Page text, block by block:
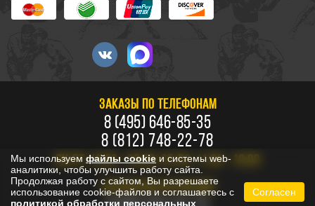
ЗАКАЗЫ ПО ТЕЛЕФОНАМ
8 (495) 646-85-35
8 (812) 748-22-78
ПН-ПТ: 10:00 - 20:00, СБ-ВС: 11:00 - 18:00
БЕСПЛАТНО ПО РОССИИ
Мы используем файлы cookie и системы web-
аналитики, чтобы улучшить работу сайта.
Продолжая работу с сайтом, Вы разрешаете
использование cookie-файлов и соглашаетесь с
политикой обработки персональных
Согласен